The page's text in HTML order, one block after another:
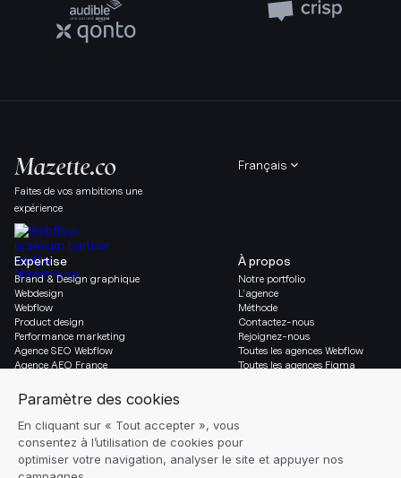
Faites de vos ambitions une
expérience
Français
À propos
Notre portfolio
L’agence
Méthode
Contactez-nous
Rejoignez-nous
Toutes les agences Webflow
Toutes les agences Figma
Expertise
Brand & Design graphique
Webdesign
Webflow
Product design
Performance marketing
Agence SEO Webflow
Agence AEO France
Ressources
Glossaire
Social & Légal
Instagram
Mentions légales
Réglages des cookies